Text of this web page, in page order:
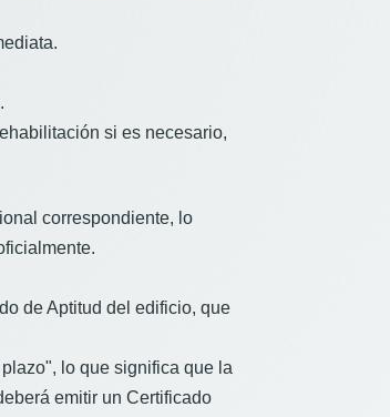
si es necesario,
correspondiente, lo
de Aptitud del edificio, que
lo que significa que la
emitir un Certificado